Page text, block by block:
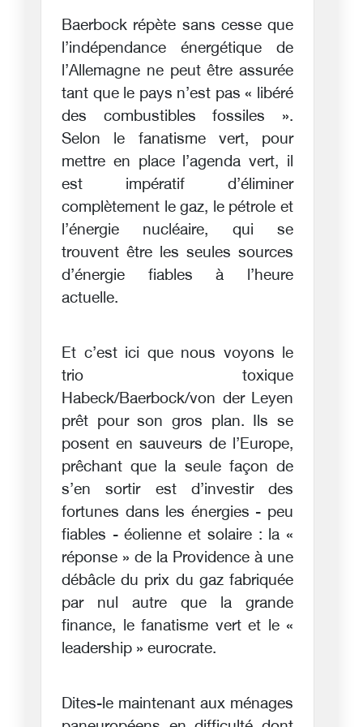
Baerbock répète sans cesse que
l’indépendance énergétique de
l’Allemagne ne peut être assurée
tant que le pays n’est pas « libéré
des combustibles fossiles ».
Selon le fanatisme vert, pour
mettre en place l’agenda vert, il
est impératif d’éliminer
complètement le gaz, le pétrole et
l’énergie nucléaire, qui se
trouvent être les seules sources
d’énergie fiables à l’heure
actuelle.
Et c’est ici que nous voyons le
trio toxique
Habeck/Baerbock/von der Leyen
prêt pour son gros plan. Ils se
posent en sauveurs de l’Europe,
prêchant que la seule façon de
s’en sortir est d’investir des
fortunes dans les énergies - peu
fiables - éolienne et solaire : la «
réponse » de la Providence à une
débâcle du prix du gaz fabriquée
par nul autre que la grande
finance, le fanatisme vert et le «
leadership » eurocrate.
Dites-le maintenant aux ménages